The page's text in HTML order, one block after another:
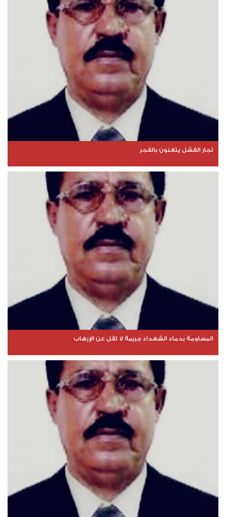
تجار الفشل يتغنون بالفجر
المساومة بدماء الشهداء جريمة لا تقل عن الإرهاب